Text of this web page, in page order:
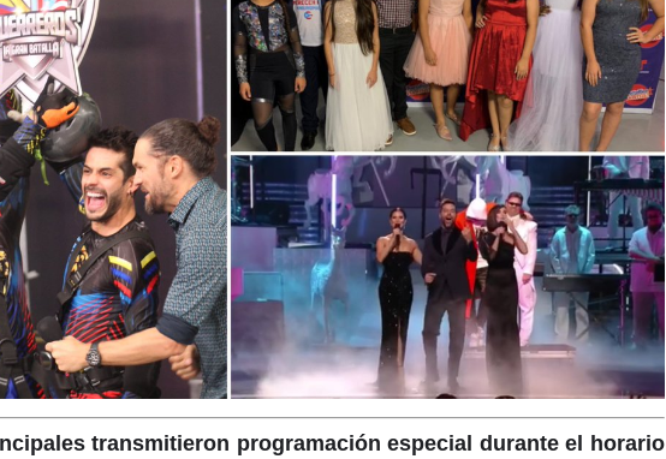
transmitieron programación especial durante el horario